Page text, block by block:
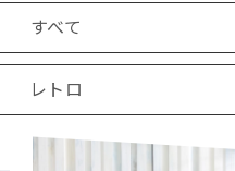
すべて
レトロ